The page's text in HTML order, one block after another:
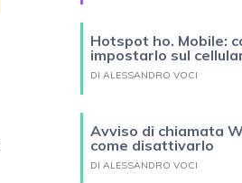
Hotspot ho. Mobile:
impostarlo sul
DI ALESSANDRO VOCI
Avviso di chiamata
come disattivarlo
DI ALESSANDRO VOCI